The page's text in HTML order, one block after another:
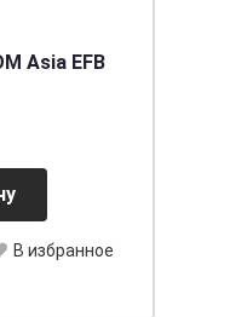
Asia EFB
В избранное